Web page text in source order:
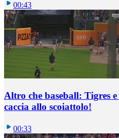
00:43
Altro che baseball: Tigres
caccia allo scoiattolo!
00:33